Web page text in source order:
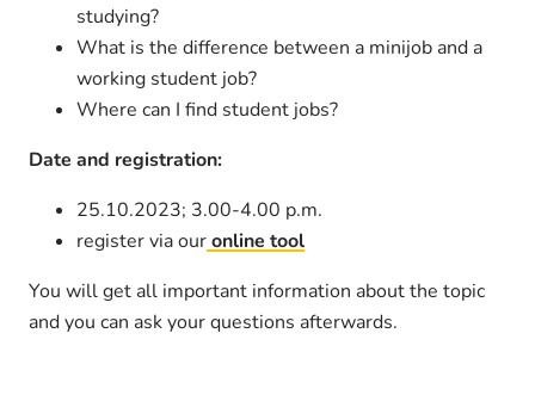
studying?
What is the difference between a minijob and a
working student job?
Where can I find student jobs?
Date and registration:
25.10.2023; 3.00-4.00 p.m.
register via ouronline tool
You will get all important information about the topic
and you can ask your questions afterwards.